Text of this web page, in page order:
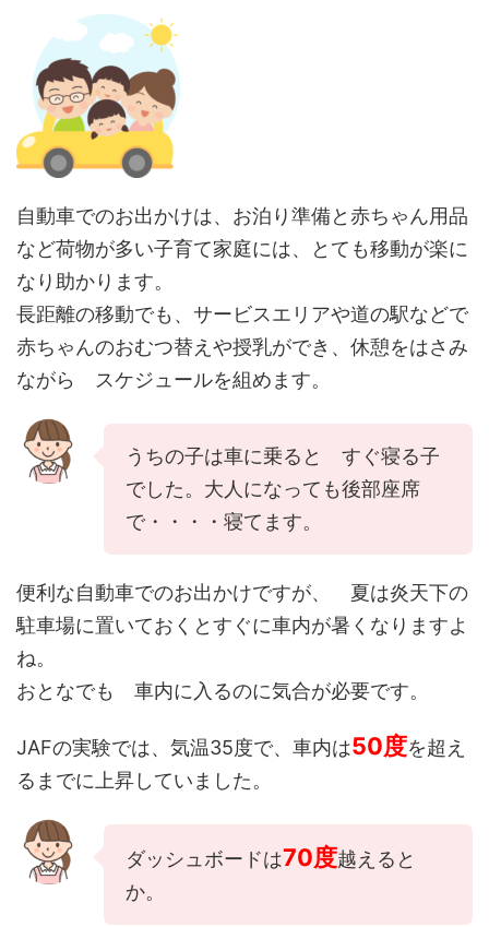
自動車でのお出かけは、お泊り準備と赤ちゃん用品
など荷物が多い子育て家庭には、とても移動が楽に
なり助かります。
長距離の移動でも、サービスエリアや道の駅などで
赤ちゃんのおむつ替えや授乳ができ、休憩をはさみ
ながら スケジュールを組めます。
うちの子は車に乗ると すぐ寝る子
でした。大人になっても後部座席
で・・・・寝てます。
便利な自動車でのお出かけですが、 夏は炎天下の
駐車場に置いておくとすぐに車内が暑くなりますよ
ね。
おとなでも 車内に入るのに気合が必要です。
JAFの実験では、気温35度で、車内は50度を超え
るまでに上昇していました。
ダッシュボードは70度越えると
か。